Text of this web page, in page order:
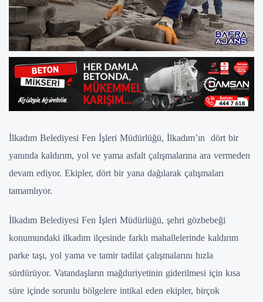
İlkadım Belediyesi Fen İşleri Müdürlüğü, İlkadım’ın dört bir
yanında kaldırım, yol ve yama asfalt çalışmalarına ara vermeden
devam ediyor. Ekipler, dört bir yana dağılarak çalışmaları
tamamlıyor.
İlkadım Belediyesi Fen İşleri Müdürlüğü, şehri gözbebeği
konumundaki ilkadım ilçesinde farklı mahallelerinde kaldırım
parke taşı, yol yama ve tamir tadilat çalışmalarını hızla
sürdürüyor. Vatandaşların mağduriyetinin giderilmesi için kısa
süre içinde sorunlu bölgelere intikal eden ekipler, birçok